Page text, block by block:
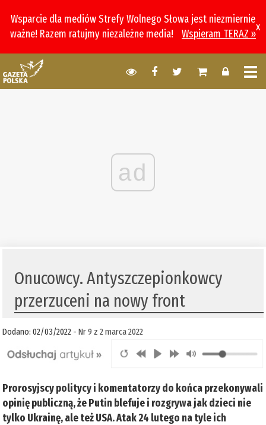
Wsparcie dla mediów Strefy Wolnego Słowa jest niezmiernie
ważne! Razem ratujmy niezależne media!
Wspieram TERAZ »
x
ad
Onucowcy. Antyszczepionkowcy
przerzuceni na nowy front
Dodano: 02/03/2022 -Nr 9 z 2 marca 2022
Prorosyjscy politycy i komentatorzy do końca przekonywali
opinię publiczną, że Putin blefuje i rozgrywa jak dzieci nie
tylko Ukrainę, ale też USA. Atak 24 lutego na tyle ich